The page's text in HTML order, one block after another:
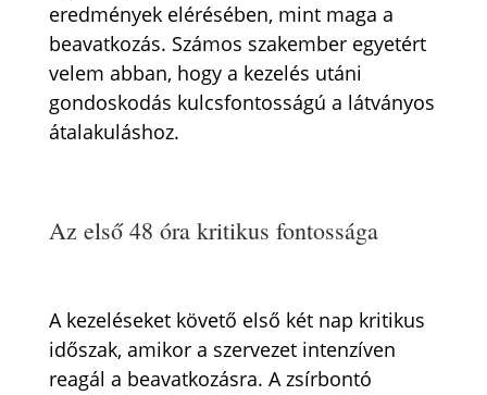
eredmények elérésében, mint maga a
beavatkozás. Számos szakember egyetért
velem abban, hogy a kezelés utáni
gondoskodás kulcsfontosságú a látványos
átalakuláshoz.
Az első 48 óra kritikus fontossága
A kezeléseket követő első két nap kritikus
időszak, amikor a szervezet intenzíven
reagál a beavatkozásra. A zsírbontó